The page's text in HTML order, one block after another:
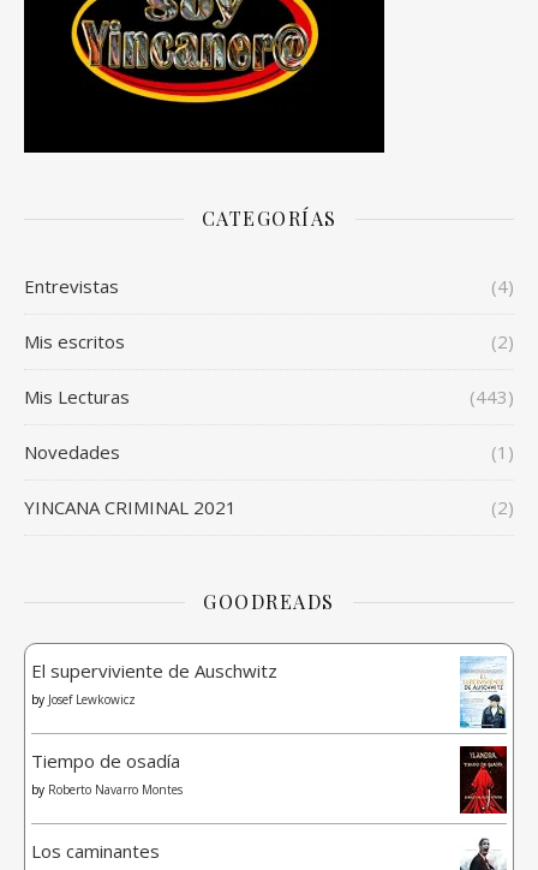
CATEGORÍAS
Entrevistas (4)
Mis escritos (2)
Mis Lecturas (443)
Novedades (1)
YINCANA CRIMINAL 2021 (2)
GOODREADS
El superviviente de Auschwitz
by Josef Lewkowicz
Tiempo de osadía
by Roberto Navarro Montes
Los caminantes